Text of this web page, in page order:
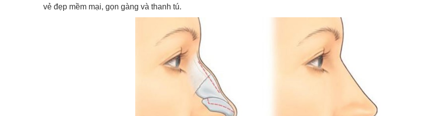
vẻ đẹp mềm mại, gọn gàng và thanh tú.